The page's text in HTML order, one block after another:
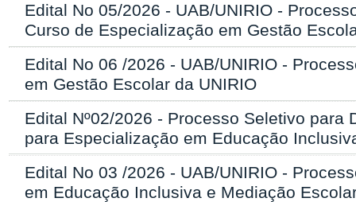
Edital No 05/2026 - UAB/UNIRIO -
Curso de Especialização em Gestão
Edital No 06 /2026 - UAB/UNIRIO -
em Gestão Escolar da UNIRIO
Edital Nº02/2026 - Processo Seletivo
para Especialização em Educação
Edital No 03 /2026 - UAB/UNIRIO -
em Educação Inclusiva e Mediação